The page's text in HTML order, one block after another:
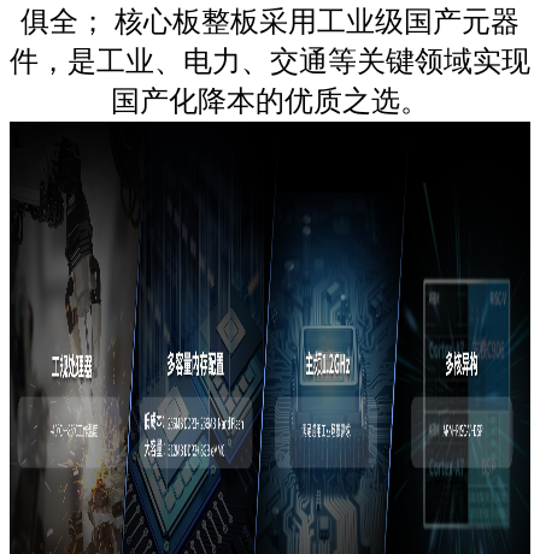
俱全； 核心板整板采用工业级国产元器
件，是工业、电力、交通等关键领域实现
国产化降本的优质之选。